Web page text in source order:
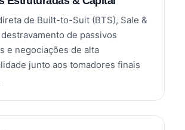
de Built-to-Suit (BTS), Sale &
de passivos
e negociações de alta
junto aos tomadores finais